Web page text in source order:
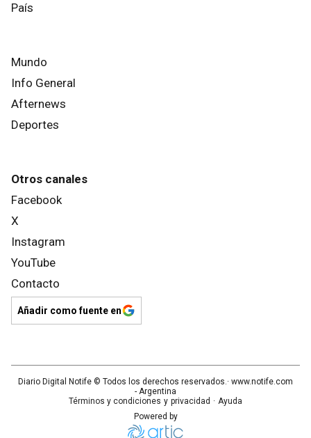
País
Mundo
Info General
Afternews
Deportes
Otros canales
Facebook
X
Instagram
YouTube
Contacto
Añadir como fuente en
Diario Digital Notife © Todos los derechos reservados.· www.notife.com
- Argentina
Términos y condiciones y privacidad · Ayuda
Powered by